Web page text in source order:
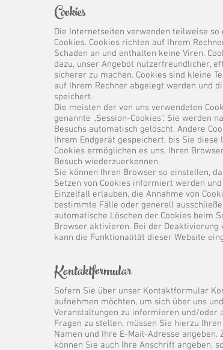
Cookies
Die Internetseiten verwenden teilweise so
Cookies. Cookies richten auf Ihrem
Schaden an und enthalten keine Viren.
dazu, unser Angebot nutzerfreundlicher,
sicherer zu machen. Cookies sind kleine
auf Ihrem Rechner abgelegt werden und
speichert.
Die meisten der von uns verwendeten
genannte „Session-Cookies“. Sie werden
Besuchs automatisch gelöscht. Andere
Ihrem Endgerät gespeichert, bis Sie diese
Cookies ermöglichen es uns, Ihren
Besuch wiederzuerkennen.
Sie können Ihren Browser so einstellen,
Setzen von Cookies informiert werden
Einzelfall erlauben, die Annahme von
bestimmte Fälle oder generell
automatische Löschen der Cookies beim
Browser aktivieren. Bei der Deaktivierung
kann die Funktionalität dieser Website
​Kontaktformular
Sofern Sie über unser Kontaktformular
aufnehmen möchten, um sich über uns
Veranstaltungen zu informieren und/oder
Fragen zu stellen, müssen Sie hierzu
Namen und Ihre E-Mail-Adresse angeben.
können Sie auch Ihre Anschrift angeben,